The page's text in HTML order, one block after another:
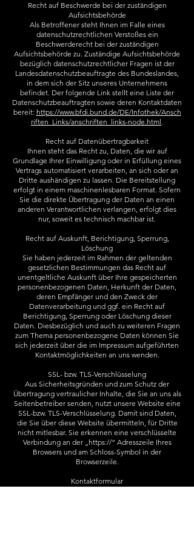
Recht auf Beschwerde bei der zuständigen
Aufsichtsbehörde
Als Betroffener steht Ihnen im Falle eines
datenschutzrechtlichen Verstoßes ein
Beschwerderecht bei der zuständigen
Aufsichtsbehörde zu. Zuständige Aufsichtsbehörde
bezüglich datenschutzrechtlicher Fragen ist der
Landesdatenschutzbeauftragte des Bundeslandes,
in dem sich der Sitz unseres Unternehmens
befindet. Der folgende Link stellt eine Liste der
Datenschutzbeauftragten sowie deren Kontaktdaten
bereit: https://www.bfdi.bund.de/DE/Infothek/Ansch
riften_Links/anschriften_links-node.html.
Recht auf Datenübertragbarkeit
Ihnen steht das Recht zu, Daten, die wir auf
Grundlage Ihrer Einwilligung oder in Erfüllung eines
Vertrags automatisiert verarbeiten, an sich oder an
Dritte aushändigen zu lassen. Die Bereitstellung
erfolgt in einem maschinenlesbaren Format. Sofern
Sie die direkte Übertragung der Daten an einen
anderen Verantwortlichen verlangen, erfolgt dies
nur, soweit es technisch machbar ist.
Recht auf Auskunft, Berichtigung, Sperrung,
Löschung
Sie haben jederzeit im Rahmen der geltenden
gesetzlichen Bestimmungen das Recht auf
unentgeltliche Auskunft über Ihre gespeicherten
personenbezogenen Daten, Herkunft der Daten,
deren Empfänger und den Zweck der
Datenverarbeitung und ggf. ein Recht auf
Berichtigung, Sperrung oder Löschung dieser
Daten. Diesbezüglich und auch zu weiteren Fragen
zum Thema personenbezogene Daten können Sie
sich jederzeit über die im Impressum aufgeführten
Kontaktmöglichkeiten an uns wenden.
SSL- bzw. TLS-Verschlüsselung
Aus Sicherheitsgründen und zum Schutz der
Übertragung vertraulicher Inhalte, die Sie an uns als
Seitenbetreiber senden, nutzt unsere Website eine
SSL-bzw. TLS-Verschlüsselung. Damit sind Daten,
die Sie über diese Website übermitteln, für Dritte
nicht mitlesbar. Sie erkennen eine verschlüsselte
Verbindung an der „https://“ Adresszeile Ihres
Browsers und am Schloss-Symbol in der
Browserzeile.
Kontaktformular